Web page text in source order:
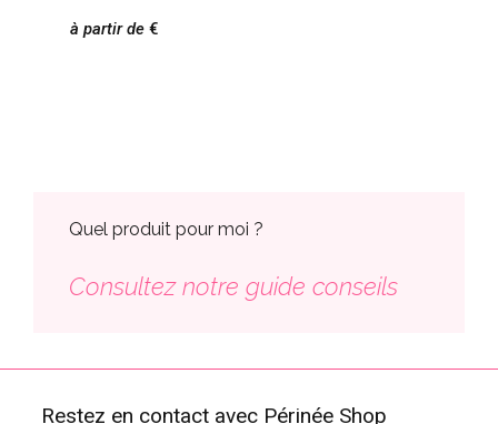
à partir de
Quel produit pour moi ?
Consultez notre guide conseils
Restez en contact avec Périnée Shop